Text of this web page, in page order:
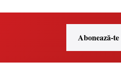
Abonează-te